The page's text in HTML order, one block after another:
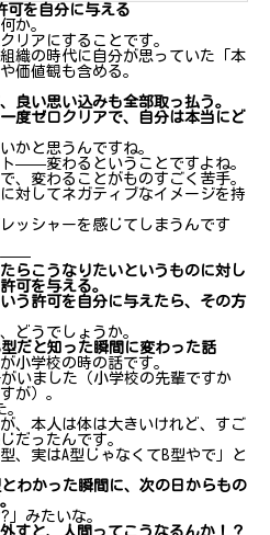
デート支援プロジェクト
可を自分に与える
か。
リアにすることです。
織の時代に自分が思っていた「本
価値観も含める。
良い思い込みも全部取っ払う。
度ゼロクリアで、自分は本当にど
かと思うんですね。
——変わるということですよね。
、変わることがものすごく苦手。
対してネガティブなイメージを持
ッシャーを感じてしまうんです
——
らこうなりたいというものに対し
可を与える。
う許可を自分に与えたら、その方
どうでしょうか。
だと知った瞬間に変わった話
小学校の時の話です。
いました（小学校の先輩ですか
が）。
、本人は体は大きいけれど、すご
だったんです。
、実はA型じゃなくてB型やで」と
わかった瞬間に、次の日からもの
」みたいな。
すと、人間ってこうなるんか！？